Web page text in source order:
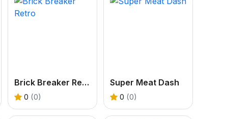
Brick Breaker Retro
0 (0)
Super Meat Dash
0 (0)